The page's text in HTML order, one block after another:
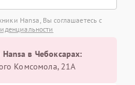
Hansa, Вы соглашаетесь с
в Чебоксарах:
Комсомола, 21А